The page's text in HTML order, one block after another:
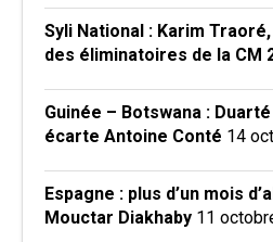
Syli National : Karim
des éliminatoires de la CM
Guinée – Botswana :
écarte Antoine Conté 14
Espagne : plus d’un mois
Mouctar Diakhaby 11